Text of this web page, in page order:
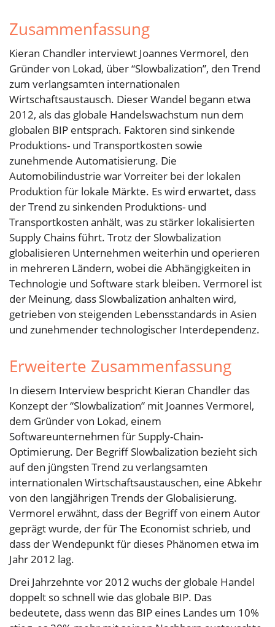
Zusammenfassung
Kieran Chandler interviewt Joannes Vermorel, den
Gründer von Lokad, über “Slowbalization”, den Trend
zum verlangsamten internationalen
Wirtschaftsaustausch. Dieser Wandel begann etwa
2012, als das globale Handelswachstum nun dem
globalen BIP entsprach. Faktoren sind sinkende
Produktions- und Transportkosten sowie
zunehmende Automatisierung. Die
Automobilindustrie war Vorreiter bei der lokalen
Produktion für lokale Märkte. Es wird erwartet, dass
der Trend zu sinkenden Produktions- und
Transportkosten anhält, was zu stärker lokalisierten
Supply Chains führt. Trotz der Slowbalization
globalisieren Unternehmen weiterhin und operieren
in mehreren Ländern, wobei die Abhängigkeiten in
Technologie und Software stark bleiben. Vermorel ist
der Meinung, dass Slowbalization anhalten wird,
getrieben von steigenden Lebensstandards in Asien
und zunehmender technologischer Interdependenz.
Erweiterte Zusammenfassung
In diesem Interview bespricht Kieran Chandler das
Konzept der “Slowbalization” mit Joannes Vermorel,
dem Gründer von Lokad, einem
Softwareunternehmen für Supply-Chain-
Optimierung. Der Begriff Slowbalization bezieht sich
auf den jüngsten Trend zu verlangsamten
internationalen Wirtschaftsaustauschen, eine Abkehr
von den langjährigen Trends der Globalisierung.
Vermorel erwähnt, dass der Begriff von einem Autor
geprägt wurde, der für The Economist schrieb, und
dass der Wendepunkt für dieses Phänomen etwa im
Jahr 2012 lag.
Drei Jahrzehnte vor 2012 wuchs der globale Handel
doppelt so schnell wie das globale BIP. Das
bedeutete, dass wenn das BIP eines Landes um 10%